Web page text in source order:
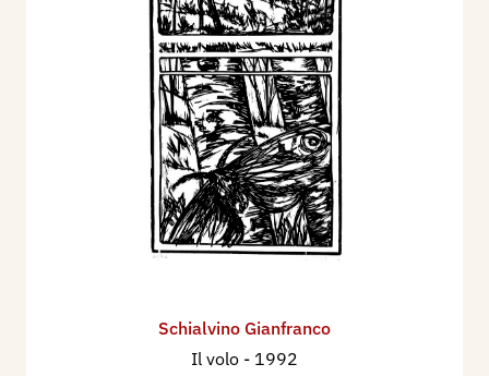
Schialvino ​Gianfranco
Il volo - 1992